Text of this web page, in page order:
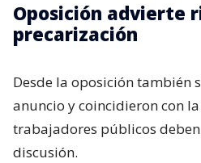
Oposición advierte
precarización
Desde la oposición también
anuncio y coincidieron con la
trabajadores públicos
discusión.